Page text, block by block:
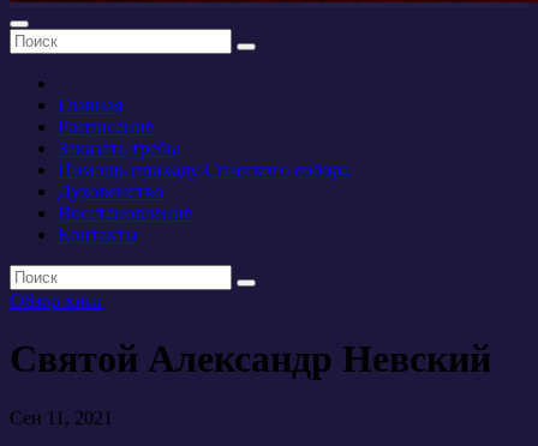
Главная
Расписание
Заказать требы
Помощь приходу Спасского собора
Духовенство
Восстановление
Контакты
Обзор книг
Святой Александр Невский
Сен 11, 2021